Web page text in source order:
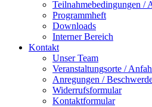
Teilnahmebedingungen /
Programmheft
Downloads
Interner Bereich
Kontakt
Unser Team
Veranstaltungsorte /
Anregungen /
Widerrufsformular
Kontaktformular